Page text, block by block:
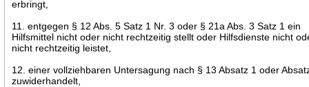
erbringt,
11. entgegen § 12 Abs. 5 Satz 1 Nr. 3 oder § 21a Abs. 3 Satz 1 ein
Hilfsmittel nicht oder nicht rechtzeitig stellt oder Hilfsdienste nicht
nicht rechtzeitig leistet,
12. einer vollziehbaren Untersagung nach § 13 Absatz 1 oder
zuwiderhandelt,